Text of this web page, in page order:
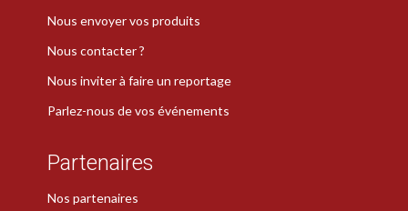
Nous envoyer vos produits
Nous contacter ?
Nous inviter à faire un reportage
Parlez-nous de vos événements
Partenaires
Nos partenaires